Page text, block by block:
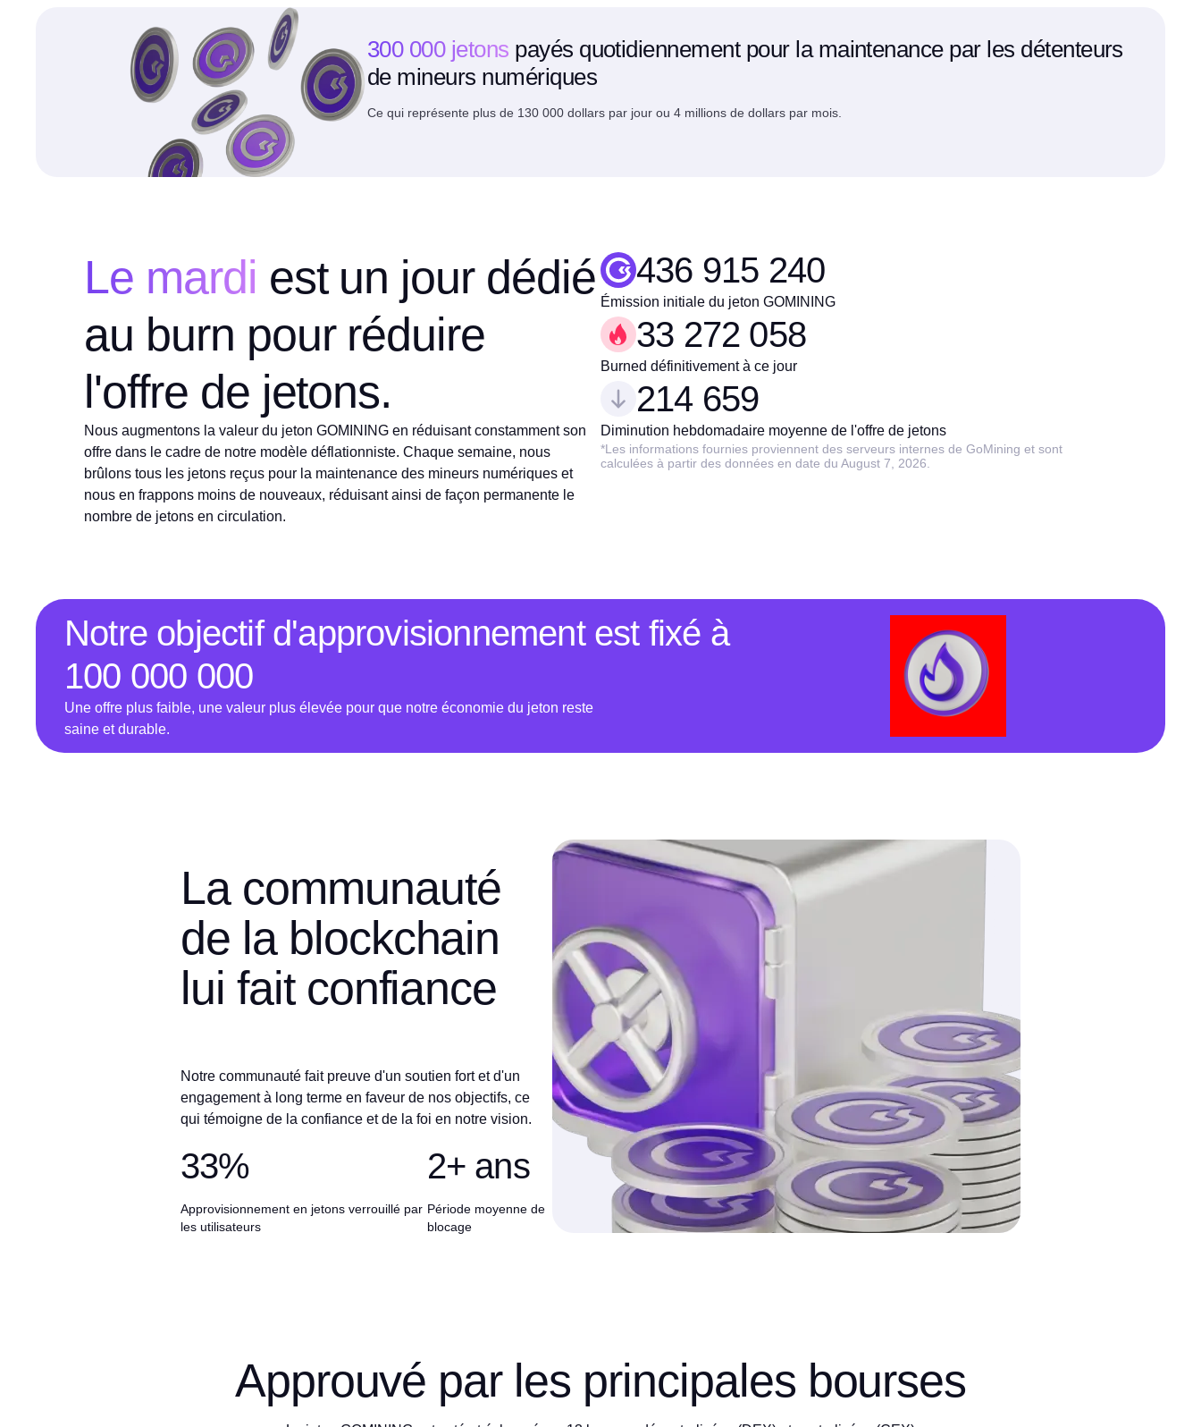
300 000 jetons payés quotidiennement pour la maintenance par les détenteurs
de mineurs numériques
Ce qui représente plus de 130 000 dollars par jour ou 4 millions de dollars par mois.
Le mardi est un jour dédié
au burn pour réduire
l'offre de jetons.
Nous augmentons la valeur du jeton GOMINING en réduisant constamment son
offre dans le cadre de notre modèle déflationniste. Chaque semaine, nous
brûlons tous les jetons reçus pour la maintenance des mineurs numériques et
nous en frappons moins de nouveaux, réduisant ainsi de façon permanente le
nombre de jetons en circulation.
436 915 240
Émission initiale du jeton GOMINING
33 272 058
Burned définitivement à ce jour
214 659
Diminution hebdomadaire moyenne de l'offre de jetons
*Les informations fournies proviennent des serveurs internes de GoMining et sont
calculées à partir des données en date du August 7, 2026.
Notre objectif d'approvisionnement est fixé à
100 000 000
Une offre plus faible, une valeur plus élevée pour que notre économie du jeton reste
saine et durable.
La communauté
de la blockchain
lui fait confiance
Notre communauté fait preuve d'un soutien fort et d'un
engagement à long terme en faveur de nos objectifs, ce
qui témoigne de la confiance et de la foi en notre vision.
33%
Approvisionnement en jetons verrouillé par
les utilisateurs
2+ ans
Période moyenne de
blocage
Approuvé par les principales bourses